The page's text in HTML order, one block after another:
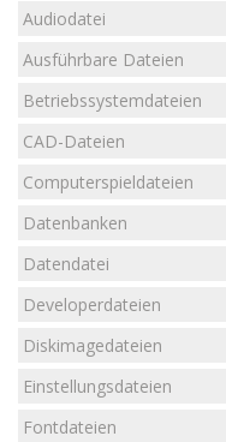
Audiodatei
Ausführbare Dateien
Betriebssystemdateien
CAD-Dateien
Computerspieldateien
Datenbanken
Datendatei
Developerdateien
Diskimagedateien
Einstellungsdateien
Fontdateien